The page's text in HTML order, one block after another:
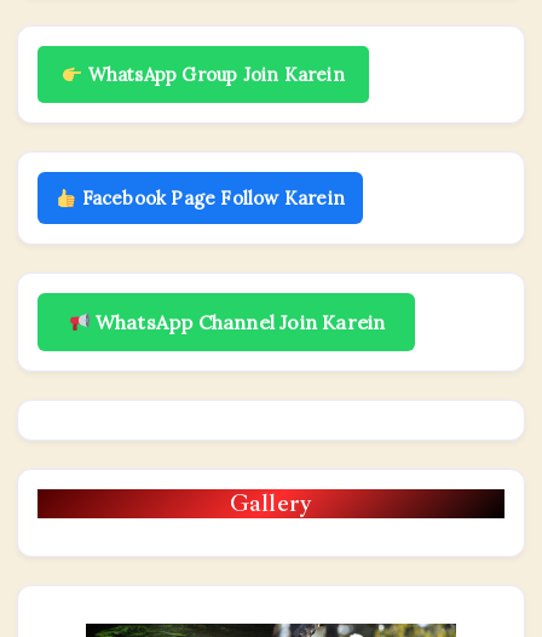
WhatsApp Group Join Karein
Facebook Page Follow Karein
WhatsApp Channel Join Karein
Gallery